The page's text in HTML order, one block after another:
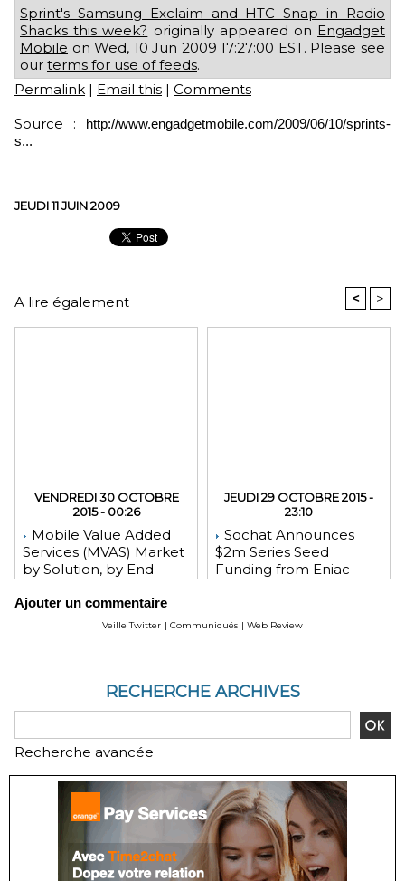
Sprint's Samsung Exclaim and HTC Snap in Radio
Shacks this week? originally appeared on Engadget
Mobile on Wed, 10 Jun 2009 17:27:00 EST. Please see
our terms for use of feeds.
Permalink | Email this | Comments
Source :
http://www.engadgetmobile.com/2009/06/10/sprints-
s...
JEUDI 11 JUIN 2009
A lire également < >
VENDREDI 30 OCTOBRE
2015 - 00:26
Mobile Value Added
Services (MVAS) Market
by Solution, by End
Geography - Global
Forecast and Analysis to
JEUDI 29 OCTOBRE 2015 -
23:10
Sochat Announces
$2m Series Seed
Funding from Eniac
Zhang
Ajouter un commentaire
Veille Twitter | Communiqués | Web Review
RECHERCHE ARCHIVES
Recherche avancée